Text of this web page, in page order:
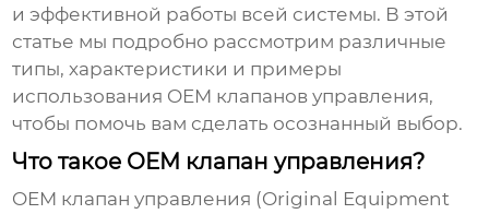
и эффективной работы всей системы. В этой
статье мы подробно рассмотрим различные
типы, характеристики и примеры
использования OEM клапанов управления,
чтобы помочь вам сделать осознанный выбор.
Что такое OEM клапан управления?
OEM клапан управления (Original Equipment